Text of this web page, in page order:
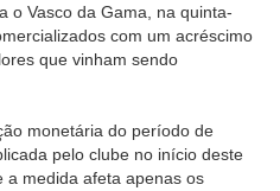
o Vasco da Gama, na quinta-
com um acréscimo
que vinham sendo
monetária do período de
pelo clube no início deste
a medida afeta apenas os